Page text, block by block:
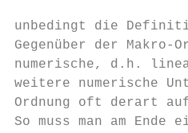
unbedingt die
Gegenüber der
numerische, d.h.
weitere numerische
Ordnung oft derart
So muss man am